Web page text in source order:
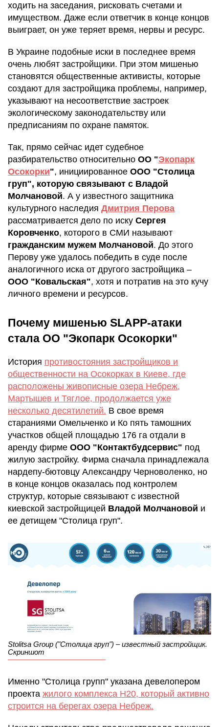
ходить на заседания, рисковать счетами и
имуществом. Даже если ответчик в конце концов
выиграет, он уже теряет время, нервы и ресурс.
В Украине подобные иски в последнее время
очень любят застройщики. При этом мишенью
становятся общественные активисты, которые
создают для застройщика проблемы, например,
указывают на несоответствие застроек
экологическому законодательству или
предписаниям по охране памяток.
Так, прямо сейчас идет судебное
разбирательство относительно ОО "Экопарк
Осокорки", инициированное ООО "Столица
груп", которую связывают с Владой
Молчановой. А у известного защитника
культурного наследия Дмитрия Перова
рассматривается дело по иску Сергея
Коровченко, которого в СМИ называют
гражданским мужем Молчановой. До этого
Перову уже удалось победить в суде после
аналогичного иска от другого застройщика –
ООО "Ковальская", хотя и потратив на это кучу
личного времени и ресурсов.
Почему мишенью SLAPP-атаки
стала ОО "Экопарк Осокорки"
История противостояния застройщиков и
общественности на Осокорках в Киеве, где
расположены живописные озера Небреж,
Мартышев и Тяглое, продолжается уже
несколько десятилетий. В свое время
стараниями Омельченко и Ко пять тамошних
участков общей площадью 176 га отдали в
аренду фирме ООО "Контактбудсервис" под
жилую застройку. Фирма сначала принадлежала
нардепу-бютовцу Александру Черноволенко, но
в конце концов оказалась под контролем
структур, которые связывают с известной
киевской застройщицей Владой Молчановой и
ее детищем "Столица груп".
Stolitsa Group ("Столица груп") – известный застройщик.
Скриншот
Именно "Столица групп" указана девелопером
проекта жилого комплекса H20, который активно
строится на берегах озера Небреж.